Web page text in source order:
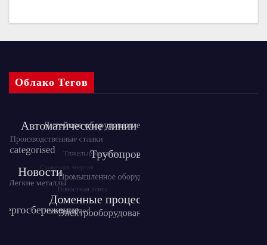
Облако Тегов